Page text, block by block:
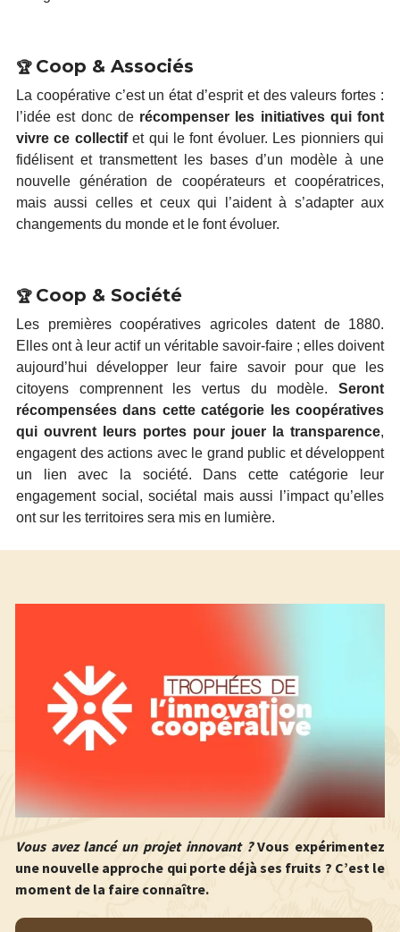
🏆 Coop & Associés
La coopérative c’est un état d’esprit et des valeurs fortes :
l’idée est donc de récompenser les initiatives qui font
vivre ce collectifet qui le font évoluer. Les pionniers qui
fidélisent et transmettent les bases d’un modèle à une
nouvelle génération de coopérateurs et coopératrices,
mais aussi celles et ceux qui l’aident à s’adapter aux
changements du monde et le font évoluer.
🏆 Coop & Société
Les premières coopératives agricoles datent de 1880.
Elles ont à leur actif un véritable savoir-faire ; elles doivent
aujourd’hui développer leur faire savoir pour que les
citoyens comprennent les vertus du modèle. Seront
récompensées dans cette catégorie les coopératives
qui ouvrent leurs portes pour jouer la transparence,
engagent des actions avec le grand public et développent
un lien avec la société. Dans cette catégorie leur
engagement social, sociétal mais aussi l’impact qu’elles
ont sur les territoires sera mis en lumière.
Vous avez lancé un projet innovant ?Vous expérimentez
une nouvelle approche qui porte déjà ses fruits ? C’est le
moment de la faire connaître.